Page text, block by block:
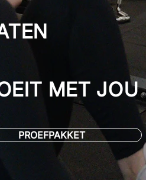
MET JOU
PROEFPAKKET